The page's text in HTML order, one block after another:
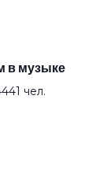
в музыке
чел.